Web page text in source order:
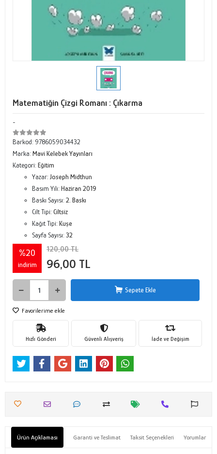
Matematiğin Çizgi Romanı : Çıkarma
-
Barkod: 9786059034432
Marka: Mavi Kelebek Yayınları
Kategori: Eğitim
Yazar: Joseph Midthun
Basım Yılı: Haziran 2019
Baskı Sayısı: 2. Baskı
Cilt Tipi: Ciltsiz
Kağıt Tipi: Kuşe
Sayfa Sayısı: 32
%20
indirim
120,00 TL
96,00 TL
Sepete Ekle
Favorilerime ekle
Hızlı Gönderi Güvenli Alışveriş İade ve Değişim
Ürün Açıklaması Garanti ve Teslimat Taksit Seçenekleri Yorumlar